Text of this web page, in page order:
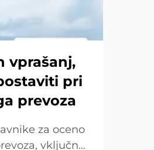
vprašanj,
pri
prevoza
za oceno
vključno